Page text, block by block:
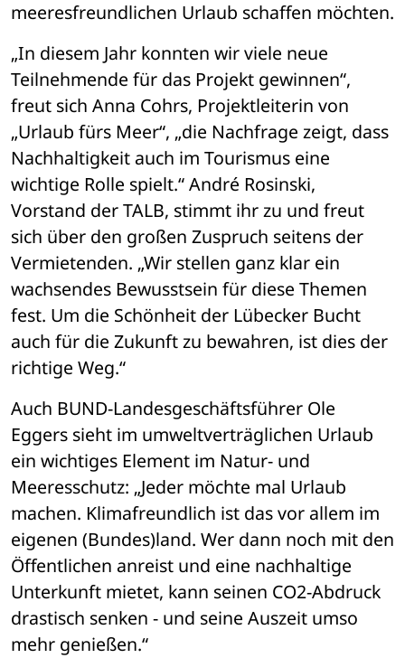
„In diesem Jahr konnten wir viele neue
Teilnehmende für das Projekt gewinnen“,
freut sich Anna Cohrs, Projektleiterin von
„Urlaub fürs Meer“, „die Nachfrage zeigt, dass
Nachhaltigkeit auch im Tourismus eine
wichtige Rolle spielt.“ André Rosinski,
Vorstand der TALB, stimmt ihr zu und freut
sich über den großen Zuspruch seitens der
Vermietenden. „Wir stellen ganz klar ein
wachsendes Bewusstsein für diese Themen
fest. Um die Schönheit der Lübecker Bucht
auch für die Zukunft zu bewahren, ist dies der
richtige Weg.“
Auch BUND-Landesgeschäftsführer Ole
Eggers sieht im umweltverträglichen Urlaub
ein wichtiges Element im Natur- und
Meeresschutz: „Jeder möchte mal Urlaub
machen. Klimafreundlich ist das vor allem im
eigenen (Bundes)land. Wer dann noch mit den
Öffentlichen anreist und eine nachhaltige
Unterkunft mietet, kann seinen CO2-Abdruck
drastisch senken - und seine Auszeit umso
mehr genießen.“